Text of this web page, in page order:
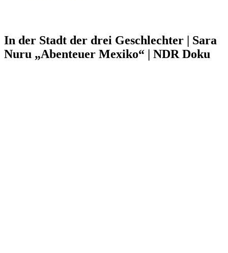
In der Stadt der drei Geschlechter | Sara
Nuru „Abenteuer Mexiko“ | NDR Doku